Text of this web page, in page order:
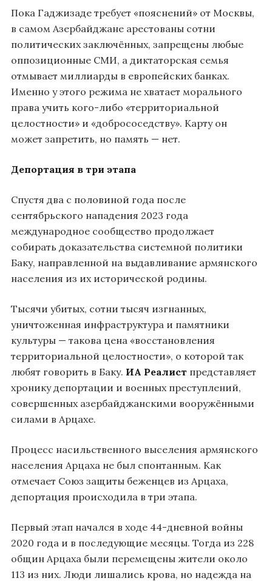
Пока Гаджизаде требует «пояснений» от Москвы,
в самом Азербайджане арестованы сотни
политических заключённых, запрещены любые
оппозиционные СМИ, а диктаторская семья
отмывает миллиарды в европейских банках.
Именно у этого режима не хватает морального
права учить кого-либо «территориальной
целостности» и «добрососедству». Карту он
может запретить, но память — нет.
Депортация в три этапа
Спустя два с половиной года после
сентябрьского нападения 2023 года
международное сообщество продолжает
собирать доказательства системной политики
Баку, направленной на выдавливание армянского
населения из их исторической родины.
Тысячи убитых, сотни тысяч изгнанных,
уничтоженная инфраструктура и памятники
культуры — такова цена «восстановления
территориальной целостности», о которой так
любят говорить в Баку. ИА Реалист представляет
хронику депортации и военных преступлений,
совершенных азербайджанскими вооружёнными
силами в Арцахе.
Процесс насильственного выселения армянского
населения Арцаха не был спонтанным. Как
отмечает Союз защиты беженцев из Арцаха,
депортация происходила в три этапа.
Первый этап начался в ходе 44-дневной войны
2020 года и в последующие месяцы. Тогда из 228
общин Арцаха были перемещены жители около
113 из них. Люди лишались крова, но надежда на